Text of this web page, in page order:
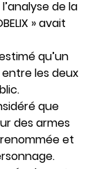
de la
» avait
qu’un
les deux
que
des armes
et